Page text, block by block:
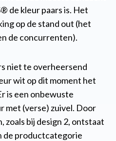
de kleur paars is. Het
op de stand out (het
de concurrenten).
niet te overheersend
wit op dit moment het
is een onbewuste
met (verse) zuivel. Door
zoals bij design 2, ontstaat
de productcategorie